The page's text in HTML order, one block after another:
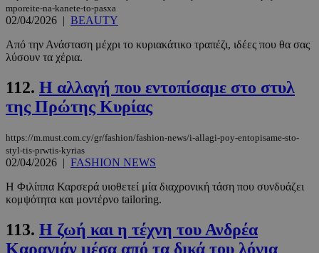
mporeite-na-kanete-to-pasxa
02/04/2026 | BEAUTY
Από την Ανάσταση μέχρι το κυριακάτικο τραπέζι, ιδέες που θα σας
λύσουν τα χέρια.
112. Η αλλαγή που εντοπίσαμε στο στυλ
της Πρώτης Κυρίας
https://m.must.com.cy/gr/fashion/fashion-news/i-allagi-poy-entopisame-sto-
styl-tis-prwtis-kyrias
02/04/2026 | FASHION NEWS
Η Φιλίππα Καρσερά υιοθετεί μία διαχρονική τάση που συνδυάζει
κομψότητα και μοντέρνο tailoring.
113. Η ζωή και η τέχνη του Ανδρέα
Καραγιάν μέσα από τα δικά του λόγια
__cf_bm
Privacy Policy